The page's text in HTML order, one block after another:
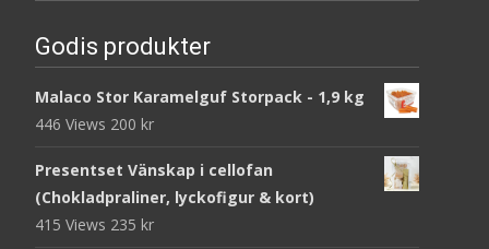
Godis produkter
Malaco Stor Karamelguf Storpack - 1,9 kg
446 Views 200 kr
Presentset Vänskap i cellofan
(Chokladpraliner, lyckofigur & kort)
415 Views 235 kr